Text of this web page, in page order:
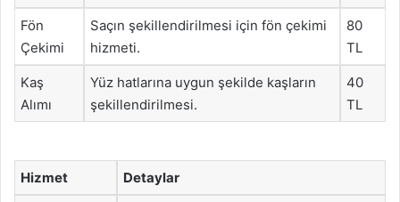
Fön
Çekimi
Saçın şekillendirilmesi için fön çekimi
hizmeti.
80
TL
Kaş
Alımı
Yüz hatlarına uygun şekilde kaşların
şekillendirilmesi.
40
TL
Hizmet Detaylar